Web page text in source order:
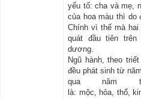
yếu tố: cha và mẹ,
của hoa màu thì
Chính vì thế mà
quát đầu tiên
dương.
Ngũ hành, theo
đều phát sinh từ
qua năm
là: mộc, hỏa, thổ,